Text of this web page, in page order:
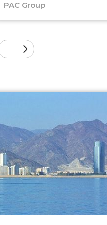
PAC Group